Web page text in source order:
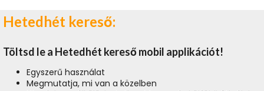
Hetedhét kereső:
Töltsd le a Hetedhét kereső mobil applikációt!
Egyszerű használat
Megmutatja, mi van a közelben